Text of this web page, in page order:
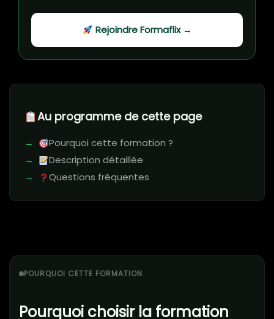
Au programme de cette page
Pourquoi cette formation ?
Description détaillée
Questions fréquentes
POURQUOI CETTE FORMATION
Pourquoi choisir la formation
Rejoindre Formaflix →